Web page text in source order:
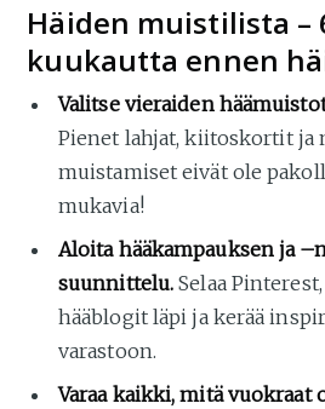
Häiden muistilista –
kuukautta ennen
Valitse vieraiden
Pienet lahjat, kiitoskortit ja
muistamiset eivät ole
mukavia!
Aloita hääkampauksen ja
suunnittelu.Selaa
hääblogit läpi ja kerää
varastoon.
Varaa kaikki, mitä vuokraat